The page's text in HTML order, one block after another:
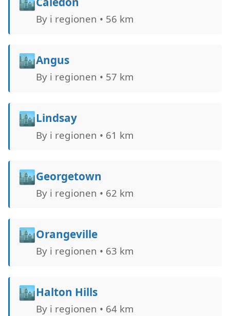
By i regionen • 56 km
🏙️Angus
By i regionen • 57 km
🏙️Lindsay
By i regionen • 61 km
🏙️Georgetown
By i regionen • 62 km
🏙️Orangeville
By i regionen • 63 km
🏙️Halton Hills
By i regionen • 64 km